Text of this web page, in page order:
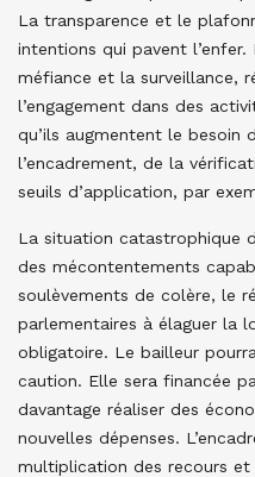
La transparence et le
intentions qui pavent
méfiance et la surveillance,
l’engagement dans des
qu’ils augmentent le besoin
l’encadrement, de la
seuils d’application, par
La situation catastrophique
des mécontentements
soulèvements de colère, le
parlementaires à élaguer la
obligatoire. Le bailleur
caution. Elle sera financée
davantage réaliser des
nouvelles dépenses.
multiplication des recours et